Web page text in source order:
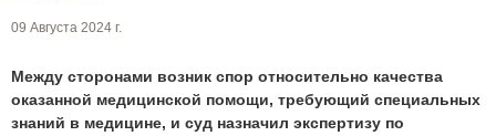
09 Августа 2024 г.
Между сторонами возник спор относительно качества
оказанной медицинской помощи, требующий специальных
знаний в медицине, и суд назначил экспертизу по